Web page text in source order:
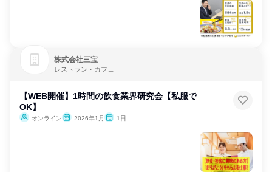
株式会社三宝
レストラン・カフェ
【WEB開催】1時間の飲食業界研究会【私服で
OK】
オンライン 2026年1月 1日